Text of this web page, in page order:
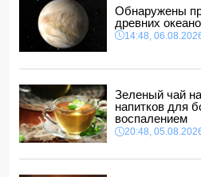
12:48, 06.08.2026
Глава МИД Украины выразил
гибелью граждан
морях
МЧС обратилось к гражданам,
пляжи в ветреную погоду
12:34, 06.08.2026
Обнаружены
древних
14:48,
Зеленый чай
напитков для
воспалением
20:48,